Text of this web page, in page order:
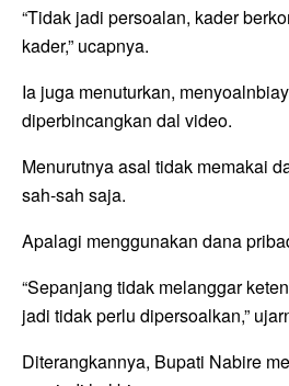
“Tidak jadi persoalan, kader
kader,” ucapnya.
Ia juga menuturkan,
diperbincangkan dal video.
Menurutnya asal tidak memakai
sah-sah saja.
Apalagi menggunakan dana
“Sepanjang tidak melanggar
jadi tidak perlu dipersoalkan,”
Diterangkannya, Bupati Nabire